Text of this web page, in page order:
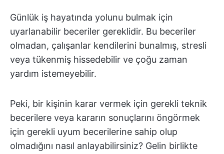
Günlük iş hayatında yolunu bulmak için
uyarlanabilir beceriler gereklidir. Bu beceriler
olmadan, çalışanlar kendilerini bunalmış, stresli
veya tükenmiş hissedebilir ve çoğu zaman
yardım istemeyebilir.
Peki, bir kişinin karar vermek için gerekli teknik
becerilere veya kararın sonuçlarını öngörmek
için gerekli uyum becerilerine sahip olup
olmadığını nasıl anlayabilirsiniz? Gelin birlikte